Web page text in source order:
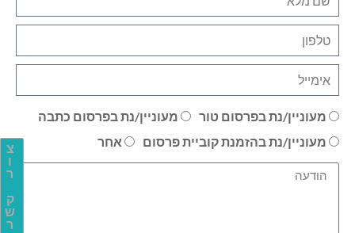
צ
ו
ר
ק
ש
ר
מעוניין/נת בפרסום טור
מעוניין/נת בפרסום כתבה
מעוניין/נת בהזמנת קוביית פרסום
אחר